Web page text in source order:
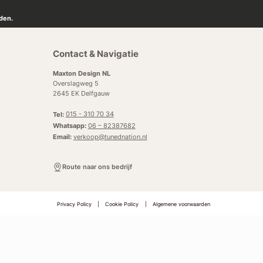
Contact & Navigatie
Maxton Design NL
Overslagweg 5
2645 EK Delfgauw
Tel: 015 - 310 70 34
Whatsapp: 06 – 82387682
Email: verkoop@tunednation.nl
Route naar ons bedrijf
Privacy Policy Cookie Policy Algemene voorwaarden